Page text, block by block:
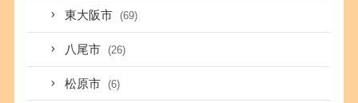
東大阪市 (69)
八尾市 (26)
松原市 (6)